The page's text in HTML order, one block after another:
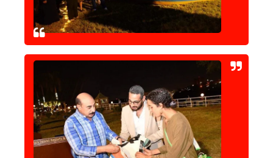
حوادث وقضايا
خدمات
فن المطبخ
مقالات